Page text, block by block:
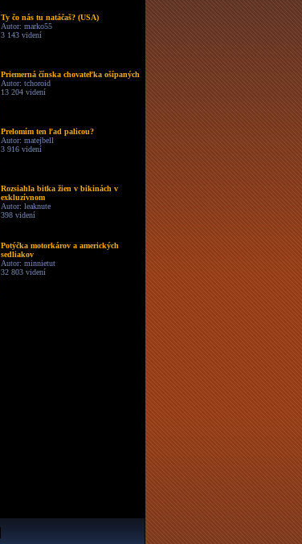
Ty čo nás tu natáčaš? (USA)
Autor: marko55
3 143 videní
Priemerná čínska chovateľka ošípaných
Autor: tchoroid
13 204 videní
Prelomím ten ľad palicou?
Autor: matejbell
3 916 videní
Rozsiahla bitka žien v bikinách v
exkluzívnom
Autor: leaknute
398 videní
Potýčka motorkárov a amerických
sedliakov
Autor: minnietut
32 803 videní